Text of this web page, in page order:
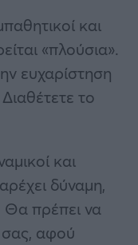
και
«πλούσια».
ευχαρίστηση
το
και
δύναμη,
Θα πρέπει να
σας, αφού